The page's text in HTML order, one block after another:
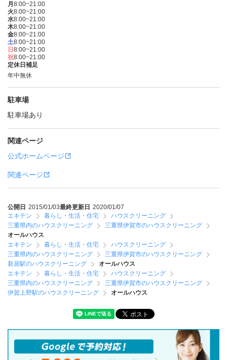
月 8:00~21:00
火8:00~21:00
水8:00~21:00
木8:00~21:00
金8:00~21:00
土8:00~21:00
日 8:00~21:00
祝8:00~21:00
定休日補足
年中無休
駐車場
駐車場あり
関連ページ
公式ホームページ
関連ページ
公開日 2015/01/03最終更新日 2020/01/07
エキテン
暮らし・生活・住宅
ハウスクリーニング
三重県内のハウスクリーニング
三重県伊賀市のハウスクリーニング
オールハウス
エキテン
暮らし・生活・住宅
ハウスクリーニング
三重県内のハウスクリーニング
三重県伊賀市のハウスクリーニング
新居駅のハウスクリーニング
オールハウス
エキテン
暮らし・生活・住宅
ハウスクリーニング
三重県内のハウスクリーニング
三重県伊賀市のハウスクリーニング
伊賀上野駅のハウスクリーニング
オールハウス